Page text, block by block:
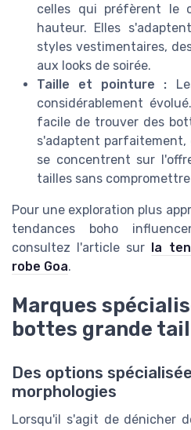
celles qui préfèrent le
hauteur. Elles
styles vestimentaires,
aux looks de soirée.
Taille et pointure :
considérablement
facile de trouver des
s'adaptent parfaitement,
se concentrent sur
tailles sans
Pour une exploration plus
tendances boho
consultez l'article sur la
robe Goa.
Marques
bottes grande
Des options
morphologies
Lorsqu'il s'agit de dénicher